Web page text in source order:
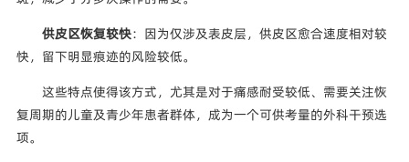
供皮区恢复较快：因为仅涉及表皮层，供皮区愈合速度相对较
快，留下明显痕迹的风险较低。
这些特点使得该方式，尤其是对于痛感耐受较低、需要关注恢
复周期的儿童及青少年患者群体，成为一个可供考量的外科干预选
项。